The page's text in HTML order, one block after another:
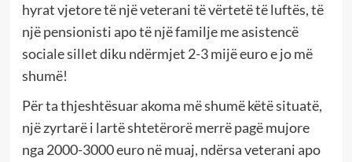
hyrat vjetore të një veterani të vërtetë të luftës, të
një pensionisti apo të një familje me asistencë
sociale sillet diku ndërmjet 2-3 mijë euro e jo më
shumë!
Për ta thjeshtësuar akoma më shumë këtë situatë,
një zyrtarë i lartë shtetërorë merrë pagë mujore
nga 2000-3000 euro në muaj, ndërsa veterani apo